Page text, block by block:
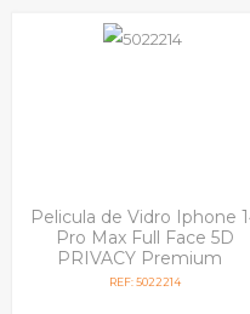
Pelicula de Vidro Iphone
Pro Max Full Face 5D
PRIVACY Premium
REF: 5022214